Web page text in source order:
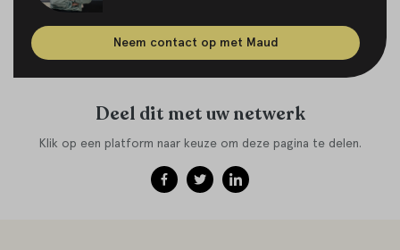
Neem contact op met Maud
Deel dit met uw netwerk
Klik op een platform naar keuze om deze pagina te delen.